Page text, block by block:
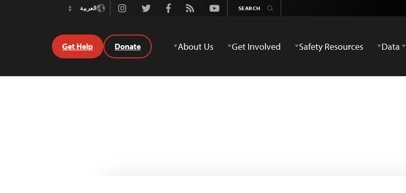
Youtube
Rss
Facebook
Twitter
Instagramالعربية
Switch
Data
Safety Resources
Get Involved
About Us
Donate
Get Help